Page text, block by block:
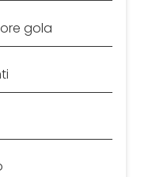
gola